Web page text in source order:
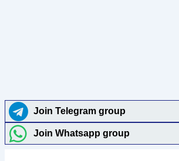
Join Telegram group
Join Whatsapp group